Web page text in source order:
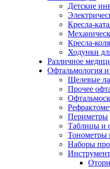
Детские
Кресла-
Кресла-
Ходунки
Различное
Офтальмология
Щелевые
Прочее
Периметры
Таблицы и
Тонометры
Наборы